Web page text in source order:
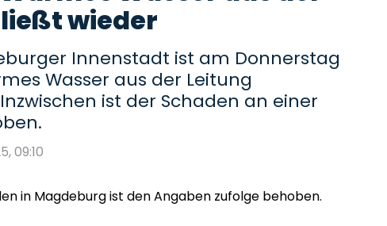
wieder
Innenstadt ist am Donnerstag
Wasser aus der Leitung
ist der Schaden an einer
09:10